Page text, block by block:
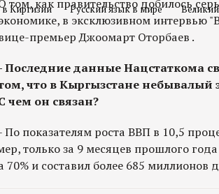
Киргизии Русский язык в мире
том, как правительство добилось
в эксклюзивном интервью
премьер Джоомарт Оторбаев .
Последние данные Нацстаткома
что в Кыргызстане небывалый
чем он связан?
По показателям роста ВВП в 10,5
только за 9 месяцев прошлого
и составил более 685 миллионов